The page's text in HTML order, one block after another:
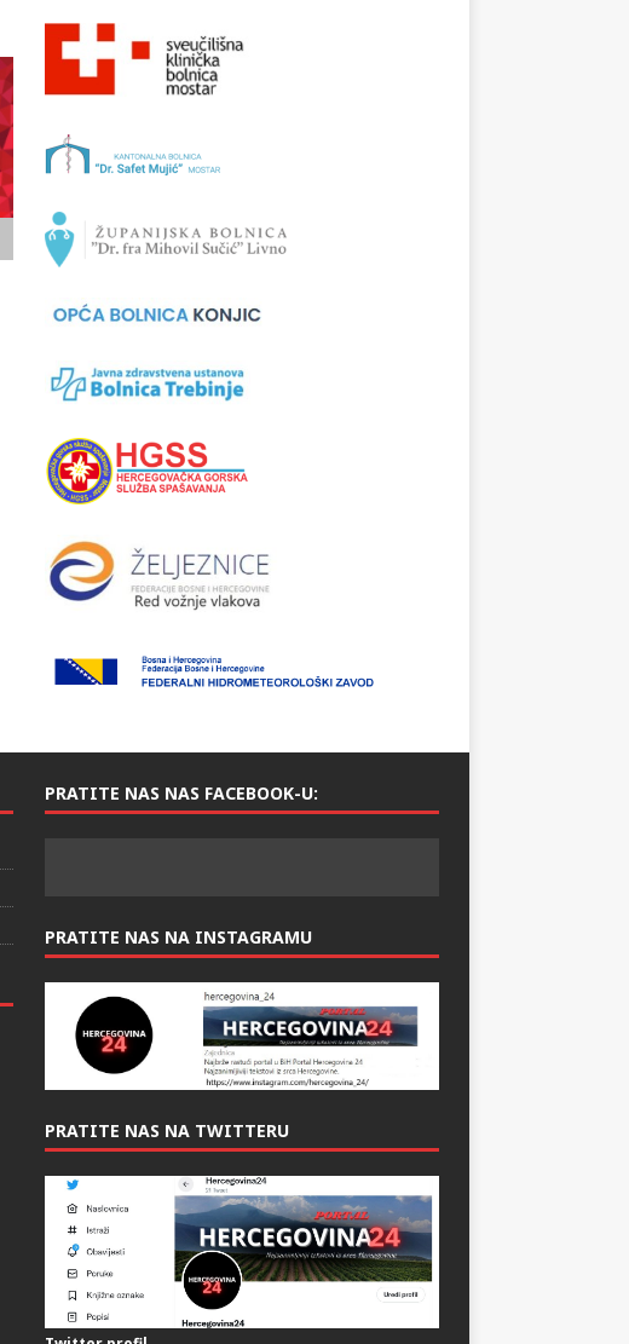
PRATITE NAS NAS FACEBOOK-U:
PRATITE NAS NA INSTAGRAMU
PRATITE NAS NA TWITTERU